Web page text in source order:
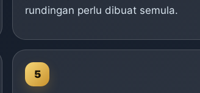
rundingan perlu dibuat semula.
5